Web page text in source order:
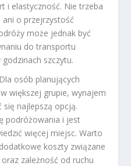
i elastyczność. Nie trzeba
o przejrzystość
może jednak być
do transportu
godzinach szczytu.
Dla osób planujących
większej grupie, wynajem
najlepszą opcją.
podróżowania i jest
więcej miejsc. Warto
koszty związane
zależność od ruchu